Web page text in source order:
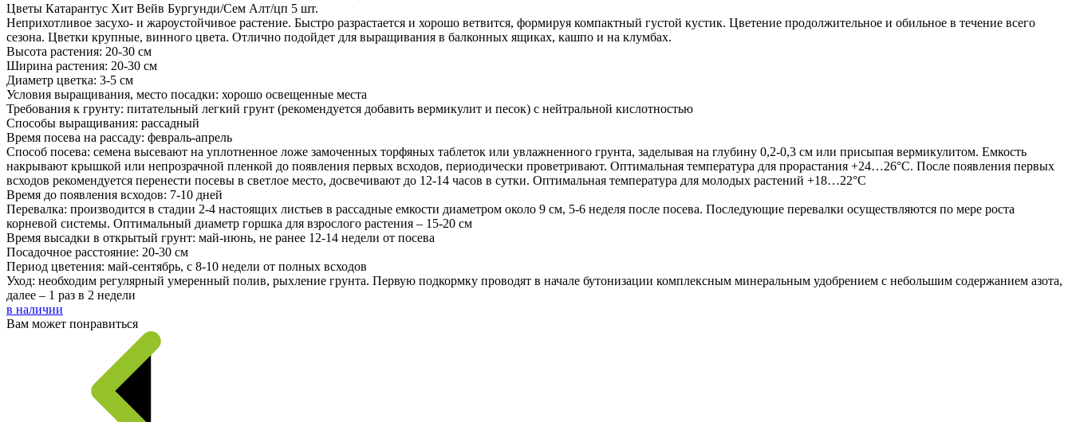
Цветы Катарантус Хит Вейв Бургунди/Сем Алт/цп 5 шт.
Неприхотливое засухо- и жароустойчивое растение. Быстро разрастается и хорошо ветвится, формируя компактный густой кустик. Цветение продолжительное и обильное в течение всего
сезона. Цветки крупные, винного цвета. Отлично подойдет для выращивания в балконных ящиках, кашпо и на клумбах.
Высота растения: 20-30 см
Ширина растения: 20-30 см
Диаметр цветка: 3-5 см
Условия выращивания, место посадки: хорошо освещенные места
Требования к грунту: питательный легкий грунт (рекомендуется добавить вермикулит и песок) с нейтральной кислотностью
Способы выращивания: рассадный
Время посева на рассаду: февраль-апрель
Способ посева: семена высевают на уплотненное ложе замоченных торфяных таблеток или увлажненного грунта, заделывая на глубину 0,2-0,3 см или присыпая вермикулитом. Емкость
накрывают крышкой или непрозрачной пленкой до появления первых всходов, периодически проветривают. Оптимальная температура для прорастания +24…26°С. После появления первых
всходов рекомендуется перенести посевы в светлое место, досвечивают до 12-14 часов в сутки. Оптимальная температура для молодых растений +18…22°С
Время до появления всходов: 7-10 дней
Перевалка: производится в стадии 2-4 настоящих листьев в рассадные емкости диаметром около 9 см, 5-6 неделя после посева. Последующие перевалки осуществляются по мере роста
корневой системы. Оптимальный диаметр горшка для взрослого растения – 15-20 см
Время высадки в открытый грунт: май-июнь, не ранее 12-14 недели от посева
Посадочное расстояние: 20-30 см
Период цветения: май-сентябрь, с 8-10 недели от полных всходов
Уход: необходим регулярный умеренный полив, рыхление грунта. Первую подкормку проводят в начале бутонизации комплексным минеральным удобрением с небольшим содержанием азота,
далее – 1 раз в 2 недели
в наличии
Вам может понравиться